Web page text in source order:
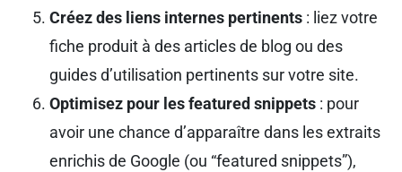
Créez des liens internes pertinents : liez votre
fiche produit à des articles de blog ou des
guides d’utilisation pertinents sur votre site.
Optimisez pour les featured snippets : pour
avoir une chance d’apparaître dans les extraits
enrichis de Google (ou “featured snippets”),